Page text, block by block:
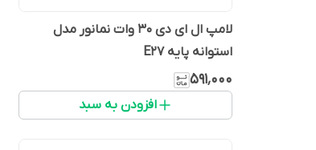
لامپ ال ای دی 30 وات نمانور مدل
استوانه پایه E27
۵۹۱٬۰۰۰
افزودن به سبد